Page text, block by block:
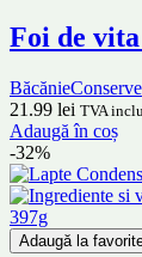
Foi de
BăcănieConserve
21.99 lei TVA
Adaugă în coș
-32%
Adaugă la